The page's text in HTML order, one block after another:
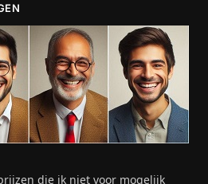
die ik niet voor mogelijk